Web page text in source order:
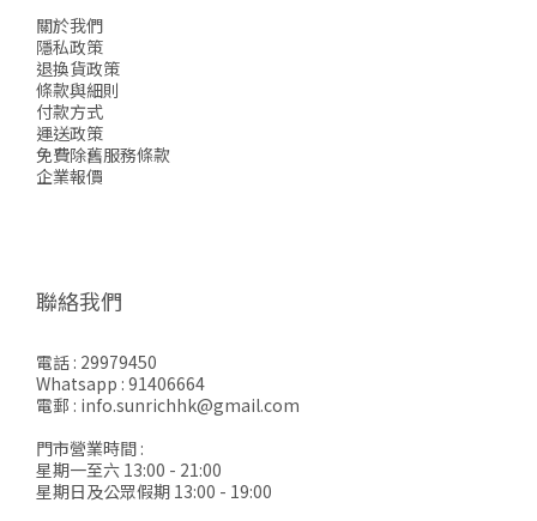
關於我們
隱私政策
退換貨政策
條款與細則
付款方式
運送政策
免費除舊服務條款
企業報價
聯絡我們
電話 : 29979450
Whatsapp : 91406664
電郵 : info.sunrichhk@gmail.com
門市營業時間 :
星期一至六 13:00 - 21:00
星期日及公眾假期 13:00 - 19:00